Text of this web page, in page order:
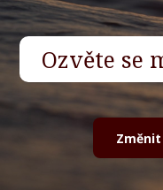
Ozvěte se